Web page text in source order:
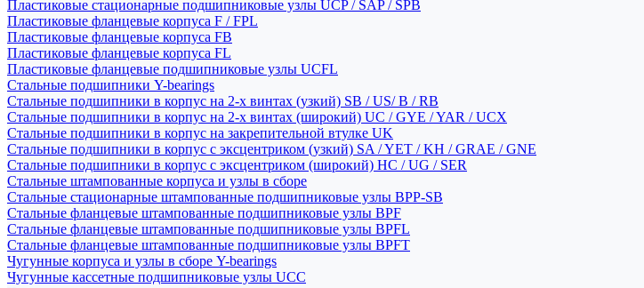
Пластиковые стационарные подшипниковые узлы UCP / SAP / SPB
Пластиковые фланцевые корпуса F / FPL
Пластиковые фланцевые корпуса FB
Пластиковые фланцевые корпуса FL
Пластиковые фланцевые подшипниковые узлы UCFL
Стальные подшипники Y-bearings
Стальные подшипники в корпус на 2-х винтах (узкий) SB / US/ B / RB
Стальные подшипники в корпус на 2-х винтах (широкий) UC / GYE / YAR / UCX
Стальные подшипники в корпус на закрепительной втулке UK
Стальные подшипники в корпус с эксцентриком (узкий) SA / YET / KH / GRAE / GNE
Стальные подшипники в корпус с эксцентриком (широкий) HC / UG / SER
Стальные штампованные корпуса и узлы в сборе
Стальные стационарные штампованные подшипниковые узлы BPP-SB
Стальные фланцевые штампованные подшипниковые узлы BPF
Стальные фланцевые штампованные подшипниковые узлы BPFL
Стальные фланцевые штампованные подшипниковые узлы BPFT
Чугунные корпуса и узлы в сборе Y-bearings
Чугунные кассетные подшипниковые узлы UCC